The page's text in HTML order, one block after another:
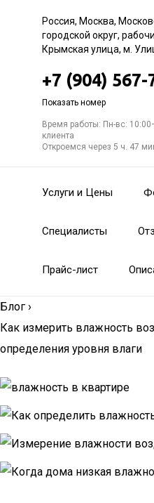
Россия, Москва,
городской округ,
Крымская улица, м.
+7 (904) 567-
Показать номер
Время работы: Пн-вс:
клиента
Откроемся через 5 ч. 47
Услуги и Цены
Специалисты
Прайс-лист
Блог ›
Как измерить влажность
определения уровня влаги